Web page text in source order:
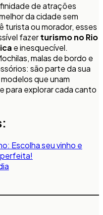
de atrações
da cidade sem
turista ou morador, esses
fazerturismo no Rio
e inesquecível.
malas de bordo e
são parte da sua
que unam
para explorar cada canto
Escolha seu vinho e